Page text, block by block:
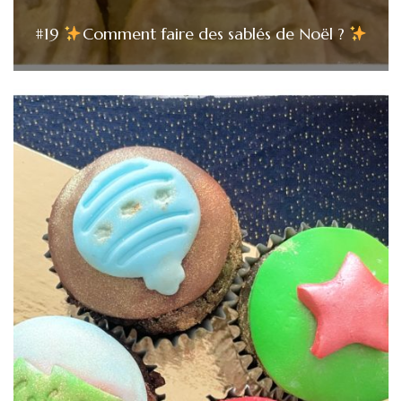
#19 Comment faire des sablés de Noël ?